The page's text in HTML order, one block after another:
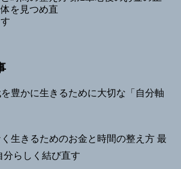
体を見つめ直
す
豊かに生きるために大切な「自分軸
生きるためのお金と時間の整え方 最
分らしく結び直す